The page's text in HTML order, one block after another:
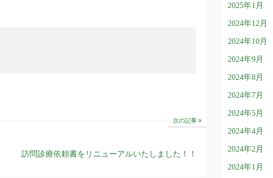
次の記事
訪問診療依頼書をリニューアルいたしました！！
2025年1月
2024年12月
2024年10月
2024年9月
2024年8月
2024年7月
2024年5月
2024年4月
2024年2月
2024年1月